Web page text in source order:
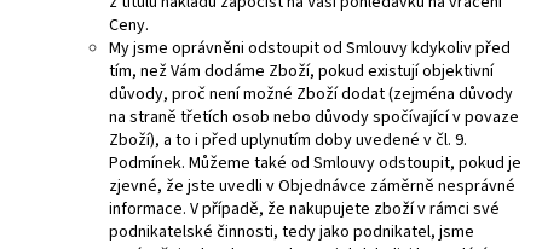
Ceny.
My jsme oprávněni odstoupit od Smlouvy kdykoliv před
tím, než Vám dodáme Zboží, pokud existují objektivní
důvody, proč není možné Zboží dodat (zejména důvody
na straně třetích osob nebo důvody spočívající v povaze
Zboží), a to i před uplynutím doby uvedené v čl. 9.
Podmínek. Můžeme také od Smlouvy odstoupit, pokud je
zjevné, že jste uvedli v Objednávce záměrně nesprávné
informace. V případě, že nakupujete zboží v rámci své
podnikatelské činnosti, tedy jako podnikatel, jsme